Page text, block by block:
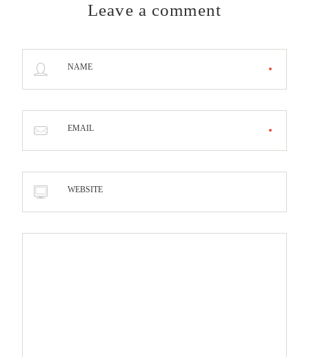
Leave a comment
NAME
EMAIL
WEBSITE